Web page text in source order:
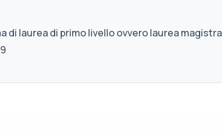
di laurea di primo livello ovvero laurea